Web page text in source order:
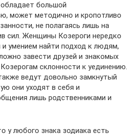
большой
может методично и кропотливо
не полагаясь лишь на
сил. Женщины Козероги нередко
умением найти подход к людям,
завести друзей и знакомых
склонности к уединению.
ведут довольно замкнутый
они уходят в себя и
лишь родственниками и
у любого знака зодиака есть